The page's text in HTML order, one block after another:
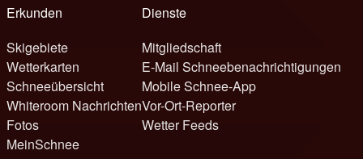
Erkunden
Skigebiete
Wetterkarten
Schneeübersicht
Whiteroom Nachrichten
Fotos
MeinSchnee
Dienste
Mitgliedschaft
E-Mail Schneebenachrichtigungen
Mobile Schnee-App
Vor-Ort-Reporter
Wetter Feeds